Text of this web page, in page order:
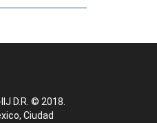
D.R. © 2018.
Ciudad